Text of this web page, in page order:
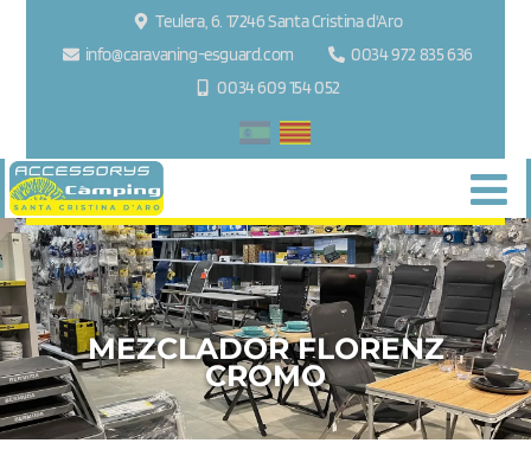
Teulera, 6. 17246 Santa Cristina d'Aro
info@caravaning-esguard.com
0034 972 835 636
0034 609 154 052
MEZCLADOR FLORENZ
CROMO